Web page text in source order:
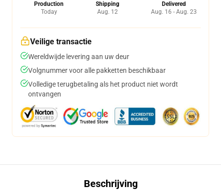
Production
Today
Shipping
Aug. 12
Delivered
Aug. 16 - Aug. 23
Veilige transactie
Wereldwijde levering aan uw deur
Volgnummer voor alle pakketten beschikbaar
Volledige terugbetaling als het product niet wordt
ontvangen
Beschrijving